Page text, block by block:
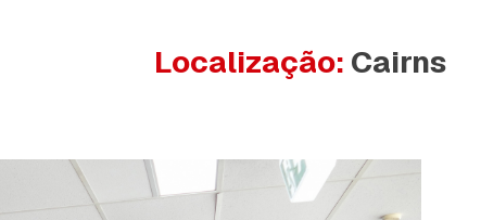
Localização: Cairns